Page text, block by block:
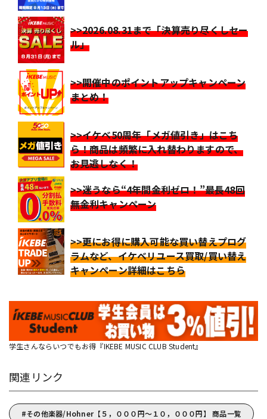
>>2026.08.31まで「決算売り尽くしセー
ル」
>>開催中のポイントアップキャンペーン
まとめ！
>>イケベ50周年「メガ値引き」はこち
ら！商品は頻繁に入れ替わりますので、
お見逃しなく！
>>迷うなら“4年間金利ゼロ！”最長48回
無金利キャンペーン
>>更にお得に購入可能な買い替えプログ
ラムなど、イケベリユース買取/買い替え
キャンペーン詳細はこちら
学生さんならいつでもお得『IKEBE MUSIC CLUB Student』
関連リンク
その他楽器/Hohner【５，０００円～１０，０００円】 商品一覧